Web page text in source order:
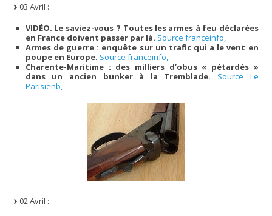
03 Avril :
VIDÉO. Le saviez-vous ? Toutes les armes à feu déclarées
en France doivent passer par là. Source franceinfo,
Armes de guerre : enquête sur un trafic qui a le vent en
poupe en Europe. Source franceinfo,
Charente-Maritime : des milliers d’obus « pétardés »
dans un ancien bunker à la Tremblade. Source Le
Parisienb,
02 Avril :